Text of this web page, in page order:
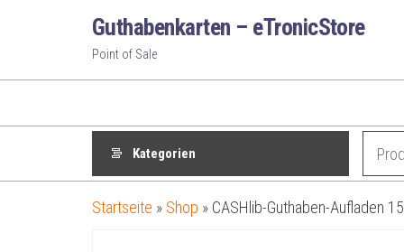
Guthabenkarten – eTronicStore
Point of Sale
Kategorien
Startseite » Shop » CASHlib-Guthaben-Aufladen